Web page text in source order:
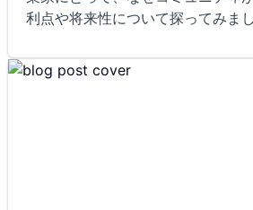
利点や将来性について探ってみまし